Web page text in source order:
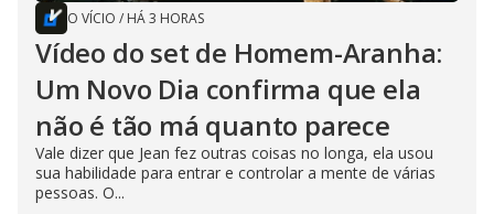
O VÍCIO / HÁ 3 HORAS
Vídeo do set de Homem-Aranha:
Um Novo Dia confirma que ela
não é tão má quanto parece
Vale dizer que Jean fez outras coisas no longa, ela usou
sua habilidade para entrar e controlar a mente de várias
pessoas. O...